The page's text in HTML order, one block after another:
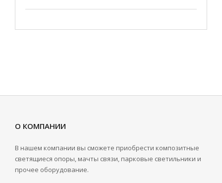
О КОМПАНИИ
В нашем компании вы сможете приобрести композитные
светящиеся опоры, мачты связи, парковые светильники и
прочее оборудование.